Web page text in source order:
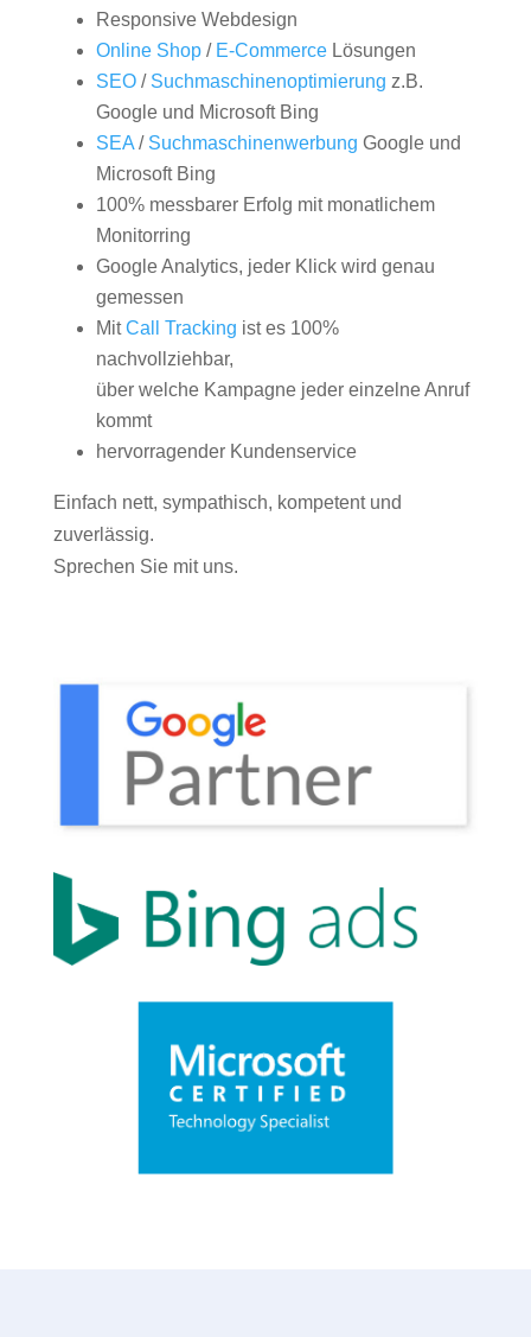
Responsive Webdesign
Online Shop/ E-CommerceLösungen
SEO/ Suchmaschinenoptimierung z.B.
Google und Microsoft Bing
SEA/ Suchmaschinenwerbung Google und
Microsoft Bing
100% messbarer Erfolg mit monatlichem
Monitorring
Google Analytics, jeder Klick wird genau
gemessen
MitCall Tracking ist es 100%
nachvollziehbar,
über welche Kampagne jeder einzelne Anruf
kommt
hervorragender Kundenservice
Einfach nett, sympathisch, kompetent und
zuverlässig.
Sprechen Sie mit uns.